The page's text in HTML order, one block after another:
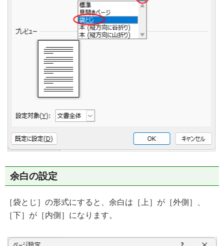
余白の設定
［袋とじ］の形式にすると、余白は［上］が［外側］、
［下］が［内側］になります。